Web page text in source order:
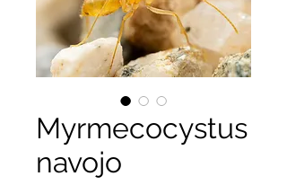
Myrmecocystus
navojo